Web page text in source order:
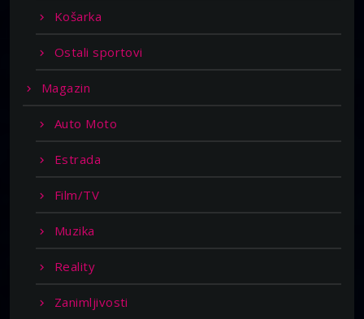
Košarka
Ostali sportovi
Magazin
Auto Moto
Estrada
Film/TV
Muzika
Reality
Zanimljivosti